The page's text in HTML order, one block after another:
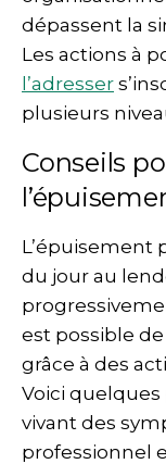
dépassent la
Les actions à
l’adresser
plusieurs
Conseils
L’épuisement
du jour au
est possible
grâce à des
Voici
vivant des
professionnel